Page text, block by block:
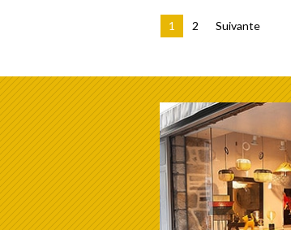
1 2 Suivante